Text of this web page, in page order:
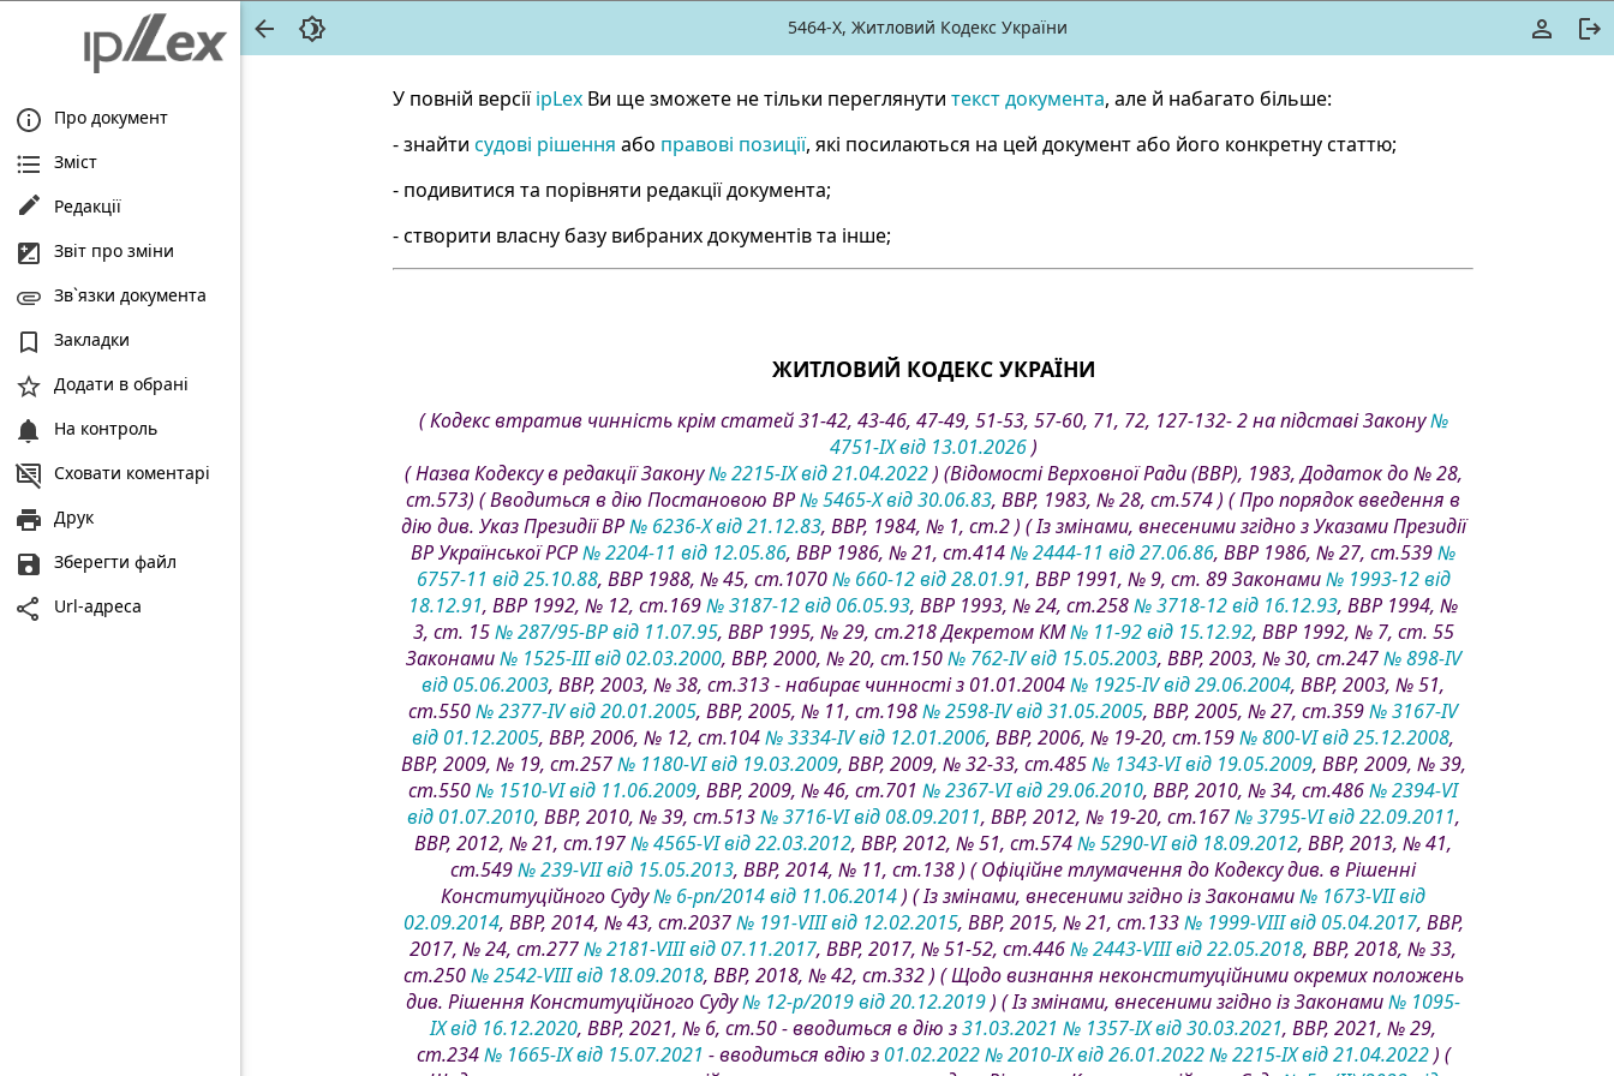
Про документ
Зміст
Редакції
Звіт про зміни
Зв`язки документа
Закладки
Додати в обрані
На контроль
Сховати коментарі
Друк
Зберегти файл
Url-адреса
5464-X, Житловий Кодекс України
У повній версіїipLex Ви ще зможете не тільки переглянути текст документа, але й набагато більше:
- знайти судові рішення або правові позиції, які посилаються на цей документ або його конкретну статтю;
- подивитися та порівняти редакції документа;
- створити власну базу вибраних документів та інше;
ЖИТЛОВИЙ КОДЕКС УКРАЇНИ
( Кодекс втратив чинність крім статей 31-42, 43-46, 47-49, 51-53, 57-60, 71, 72, 127-132- 2 на підставі Закону№
4751-IX від 13.01.2026)
( Назва Кодексу в редакції Закону№ 2215-IX від 21.04.2022) (Відомості Верховної Ради (ВВР), 1983, Додаток до № 28,
ст.573) ( Вводиться в дію Постановою ВР№ 5465-X від 30.06.83, ВВР, 1983, № 28, ст.574 ) ( Про порядок введення в
дію див. Указ Президії ВР№ 6236-X від 21.12.83, ВВР, 1984, № 1, ст.2 ) ( Із змінами, внесеними згідно з Указами Президії
ВР Української РСР№ 2204-11 від 12.05.86, ВВР 1986, № 21, ст.414№ 2444-11 від 27.06.86, ВВР 1986, № 27, ст.539№
6757-11 від 25.10.88, ВВР 1988, № 45, ст.1070№ 660-12 від 28.01.91, ВВР 1991, № 9, ст. 89 Законами№ 1993-12 від
18.12.91, ВВР 1992, № 12, ст.169№ 3187-12 від 06.05.93, ВВР 1993, № 24, ст.258№ 3718-12 від 16.12.93, ВВР 1994, №
3, ст. 15№ 287/95-ВР від 11.07.95, ВВР 1995, № 29, ст.218 Декретом КМ№ 11-92 від 15.12.92, ВВР 1992, № 7, ст. 55
Законами№ 1525-III від 02.03.2000, ВВР, 2000, № 20, ст.150№ 762-IV від 15.05.2003, ВВР, 2003, № 30, ст.247№ 898-IV
від 05.06.2003, ВВР, 2003, № 38, ст.313 - набирає чинності з 01.01.2004№ 1925-IV від 29.06.2004, ВВР, 2003, № 51,
ст.550№ 2377-IV від 20.01.2005, ВВР, 2005, № 11, ст.198№ 2598-IV від 31.05.2005, ВВР, 2005, № 27, ст.359№ 3167-IV
від 01.12.2005, ВВР, 2006, № 12, ст.104№ 3334-IV від 12.01.2006, ВВР, 2006, № 19-20, ст.159№ 800-VI від 25.12.2008,
ВВР, 2009, № 19, ст.257№ 1180-VI від 19.03.2009, ВВР, 2009, № 32-33, ст.485№ 1343-VI від 19.05.2009, ВВР, 2009, № 39,
ст.550№ 1510-VI від 11.06.2009, ВВР, 2009, № 46, ст.701 № 2367-VI від 29.06.2010, ВВР, 2010, № 34, ст.486№ 2394-VI
від 01.07.2010, ВВР, 2010, № 39, ст.513№ 3716-VI від 08.09.2011, ВВР, 2012, № 19-20, ст.167№ 3795-VI від 22.09.2011,
ВВР, 2012, № 21, ст.197№ 4565-VI від 22.03.2012, ВВР, 2012, № 51, ст.574№ 5290-VI від 18.09.2012, ВВР, 2013, № 41,
ст.549№ 239-VII від 15.05.2013, ВВР, 2014, № 11, ст.138 ) ( Офіційне тлумачення до Кодексу див. в Рішенні
Конституційного Суду№ 6-рп/2014 від 11.06.2014) ( Із змінами, внесеними згідно із Законами№ 1673-VII від
02.09.2014, ВВР, 2014, № 43, ст.2037№ 191-VIII від 12.02.2015, ВВР, 2015, № 21, ст.133№ 1999-VIII від 05.04.2017, ВВР,
2017, № 24, ст.277№ 2181-VIII від 07.11.2017, ВВР, 2017, № 51-52, ст.446№ 2443-VIII від 22.05.2018, ВВР, 2018, № 33,
ст.250№ 2542-VIII від 18.09.2018, ВВР, 2018, № 42, ст.332 ) ( Щодо визнання неконституційними окремих положень
див. Рішення Конституційного Суду№ 12-р/2019 від 20.12.2019) ( Із змінами, внесеними згідно із Законами№ 1095-
IX від 16.12.2020, ВВР, 2021, № 6, ст.50 - вводиться в дію з31.03.2021 № 1357-IX від 30.03.2021, ВВР, 2021, № 29,
ст.234№ 1665-IX від 15.07.2021 - вводиться вдію з 01.02.2022 № 2010-IX від 26.01.2022 № 2215-IX від 21.04.2022) (